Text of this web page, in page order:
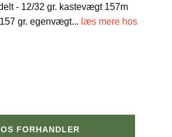
- 12/32 gr. kastevægt 157m
gr. egenvægt... læs mere hos
FORHANDLER